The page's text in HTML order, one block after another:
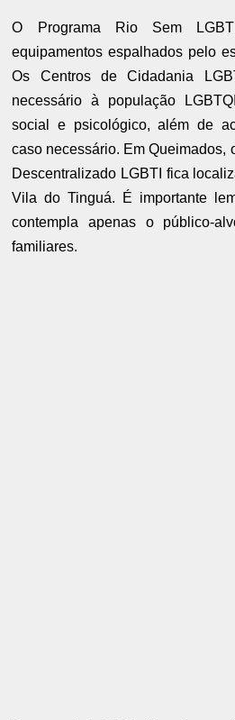
O Programa Rio Sem
equipamentos espalhados pelo
Os Centros de Cidadania
necessário à população
social e psicológico, além de
caso necessário. Em Queimados,
Descentralizado LGBTI fica
Vila do Tinguá. É importante
contempla apenas o público-
familiares.